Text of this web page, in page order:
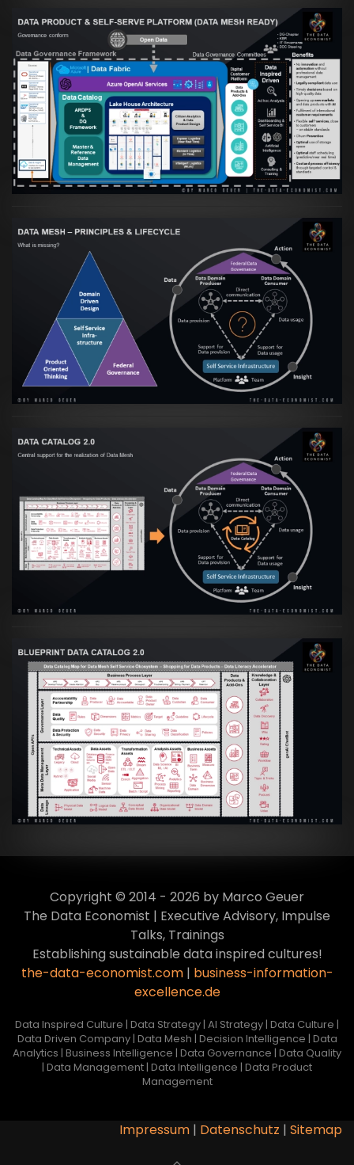
Artikel:Warum eine Data Governance
orientierte Data Fabric essenziell für
skalierbare qualitative Datenprodukte ist
VIEW
Artikel:Data Mesh Ökosysteme: Die
Transformation zur Data Inspired Human
Culture
VIEW
Artikel:Data Mesh Ökosysteme: Die
Transformation zur Data Inspired Human
Culture
VIEW
Artikel:Data Mesh Ökosysteme: Die
Transformation zur Data Inspired Human
Culture
VIEW
Copyright © 2014 - 2026 by Marco Geuer
The Data Economist | Executive Advisory, Impulse
Talks, Trainings
Establishing sustainable data inspired cultures!
the-data-economist.com| business-information-
excellence.de
Data Inspired Culture | Data Strategy | AI Strategy | Data Culture |
Data Driven Company | Data Mesh | Decision Intelligence | Data
Analytics | Business Intelligence | Data Governance | Data Quality
| Data Management | Data Intelligence | Data Product
Management
Impressum | Datenschutz | Sitemap